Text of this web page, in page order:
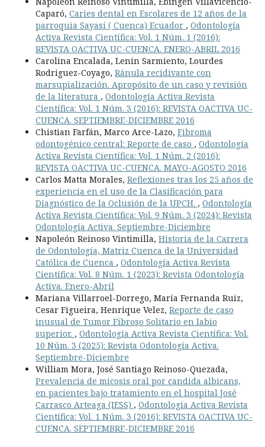
Caparó, Caries dental en Escolares de 12 años de la
parroquia Sayasí ( Cuenca) Ecuador , Odontología
Activa Revista Científica: Vol. 1 Núm. 1 (2016):
REVISTA OACTIVA UC-CUENCA. ENERO-ABRIL 2016
Carolina Encalada, Lenin Sarmiento, Lourdes
Rodriguez-Coyago, Ránula recidivante con
marsupialización. Apropósito de un caso y revisión
de la literatura , Odontología Activa Revista
Científica: Vol. 1 Núm. 3 (2016): REVISTA OACTIVA UC-
CUENCA. SEPTIEMBRE-DICIEMBRE 2016
Chistian Farfán, Marco Arce-Lazo, Fibroma
odontogénico central: Reporte de caso , Odontología
Activa Revista Científica: Vol. 1 Núm. 2 (2016):
REVISTA OACTIVA UC-CUENCA. MAYO-AGOSTO 2016
Carlos Matta Morales, Reflexiones tras los 25 años de
experiencia en el uso de la Clasificación para
Diagnóstico de la Oclusión de la UPCH. , Odontología
Activa Revista Científica: Vol. 9 Núm. 3 (2024): Revista
Odontología Activa. Septiembre-Diciembre
Napoleón Reinoso Vintimilla, Historia de la Carrera
de Odontología, Matriz Cuenca de la Universidad
Católica de Cuenca , Odontología Activa Revista
Científica: Vol. 8 Núm. 1 (2023): Revista Odontología
Activa. Enero-Abril
Mariana Villarroel-Dorrego, María Fernanda Ruiz,
Cesar Figueira, Henrique Velez, Reporte de caso
inusual de Tumor Fibroso Solitario en labio
superior. , Odontología Activa Revista Científica: Vol.
10 Núm. 3 (2025): Revista Odontología Activa.
Septiembre-Diciembre
William Mora, José Santiago Reinoso-Quezada,
Prevalencia de micosis oral por candida albicans,
en pacientes bajo tratamiento en el hospital José
Carrasco Arteaga (IESS) , Odontología Activa Revista
Científica: Vol. 1 Núm. 3 (2016): REVISTA OACTIVA UC-
CUENCA. SEPTIEMBRE-DICIEMBRE 2016